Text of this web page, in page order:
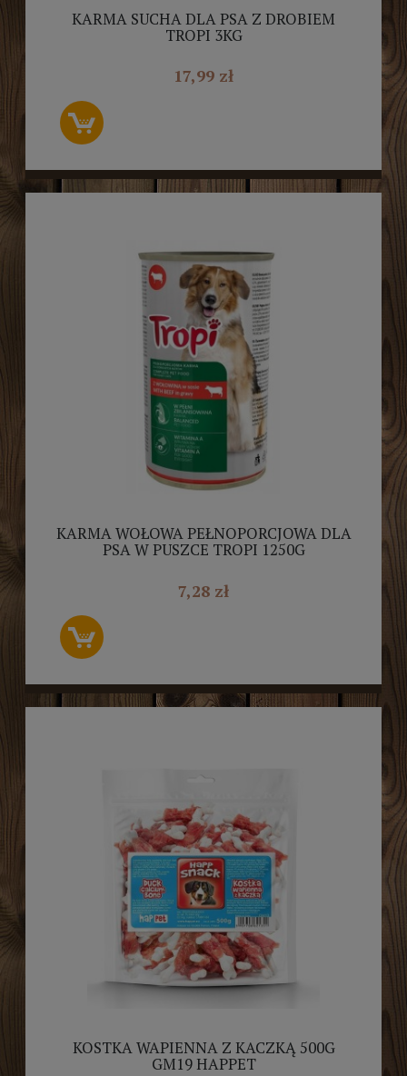
KARMA SUCHA DLA PSA Z DROBIEM
TROPI 3KG
17,99 zł
KARMA WOŁOWA PEŁNOPORCJOWA DLA
PSA W PUSZCE TROPI 1250G
7,28 zł
KOSTKA WAPIENNA Z KACZKĄ 500G
GM19 HAPPET